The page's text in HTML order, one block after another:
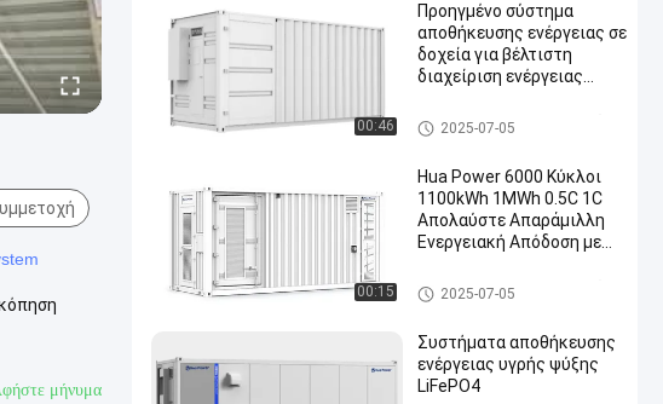
μήνυμα
00:46
Προηγμένο σύστημα
αποθήκευσης ενέργειας σε
δοχεία για βέλτιστη
διαχείριση ενέργειας
Συσκευή αποθήκευσης ενέργεια
ς
2025-07-05
00:15
Hua Power 6000 Κύκλοι
1100kWh 1MWh 0.5C 1C
Απολαύστε Απαράμιλλη
Ενεργειακή Απόδοση με
Ενέργειας σε
Εμπορευματοκιβώτιο
Συσκευή αποθήκευσης ενέρ
γειας
2025-07-05
Συστήματα αποθήκευσης
ενέργειας υγρής ψύξης
LiFePO4